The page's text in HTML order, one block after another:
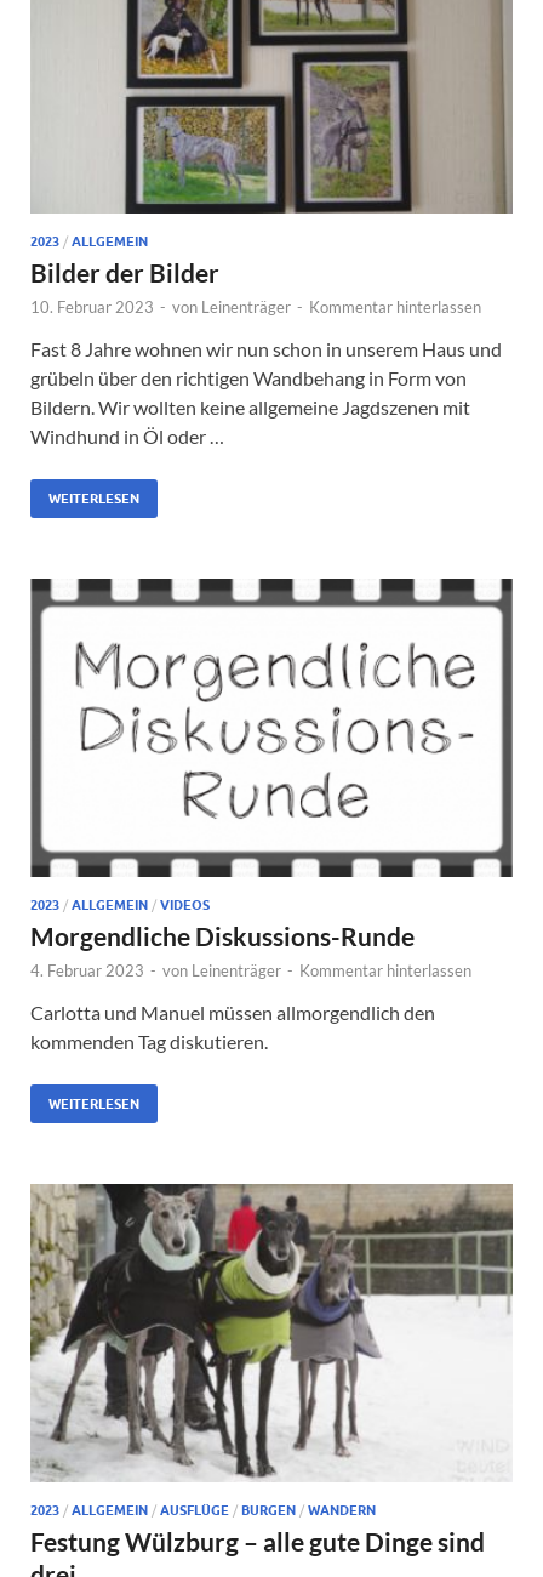
2023 / ALLGEMEIN
Bilder der Bilder
10. Februar 2023 - von Leinenträger - Kommentar hinterlassen
Fast 8 Jahre wohnen wir nun schon in unserem Haus und
grübeln über den richtigen Wandbehang in Form von
Bildern. Wir wollten keine allgemeine Jagdszenen mit
Windhund in Öl oder …
WEITERLESEN
2023 / ALLGEMEIN / VIDEOS
Morgendliche Diskussions-Runde
4. Februar 2023 - von Leinenträger - Kommentar hinterlassen
Carlotta und Manuel müssen allmorgendlich den
kommenden Tag diskutieren.
WEITERLESEN
2023 / ALLGEMEIN / AUSFLÜGE / BURGEN / WANDERN
Festung Wülzburg – alle gute Dinge sind